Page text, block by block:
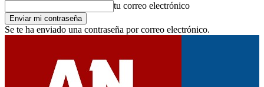
tu correo electrónico
Se te ha enviado una contraseña por correo electrónico.